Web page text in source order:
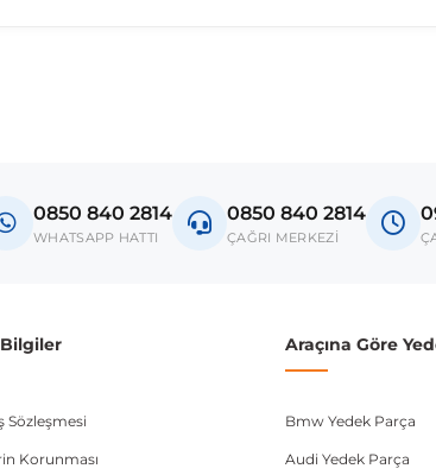
ve kasa tipleri kullanabilmektedir. Sipariş vermeden
0850 840 2814
WHATSAPP HATTI
0850 840 2814
ÇAĞRI MERKEZİ
Sözleşmesi
Korunması
Araçına Göre
Bmw Yedek Parça
Audi Yedek Parça